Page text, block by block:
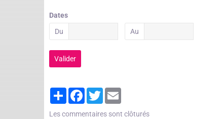
Dates
Du
Au
Valider
PartagerFacebook
Twitter
Les commentaires sont clôturés